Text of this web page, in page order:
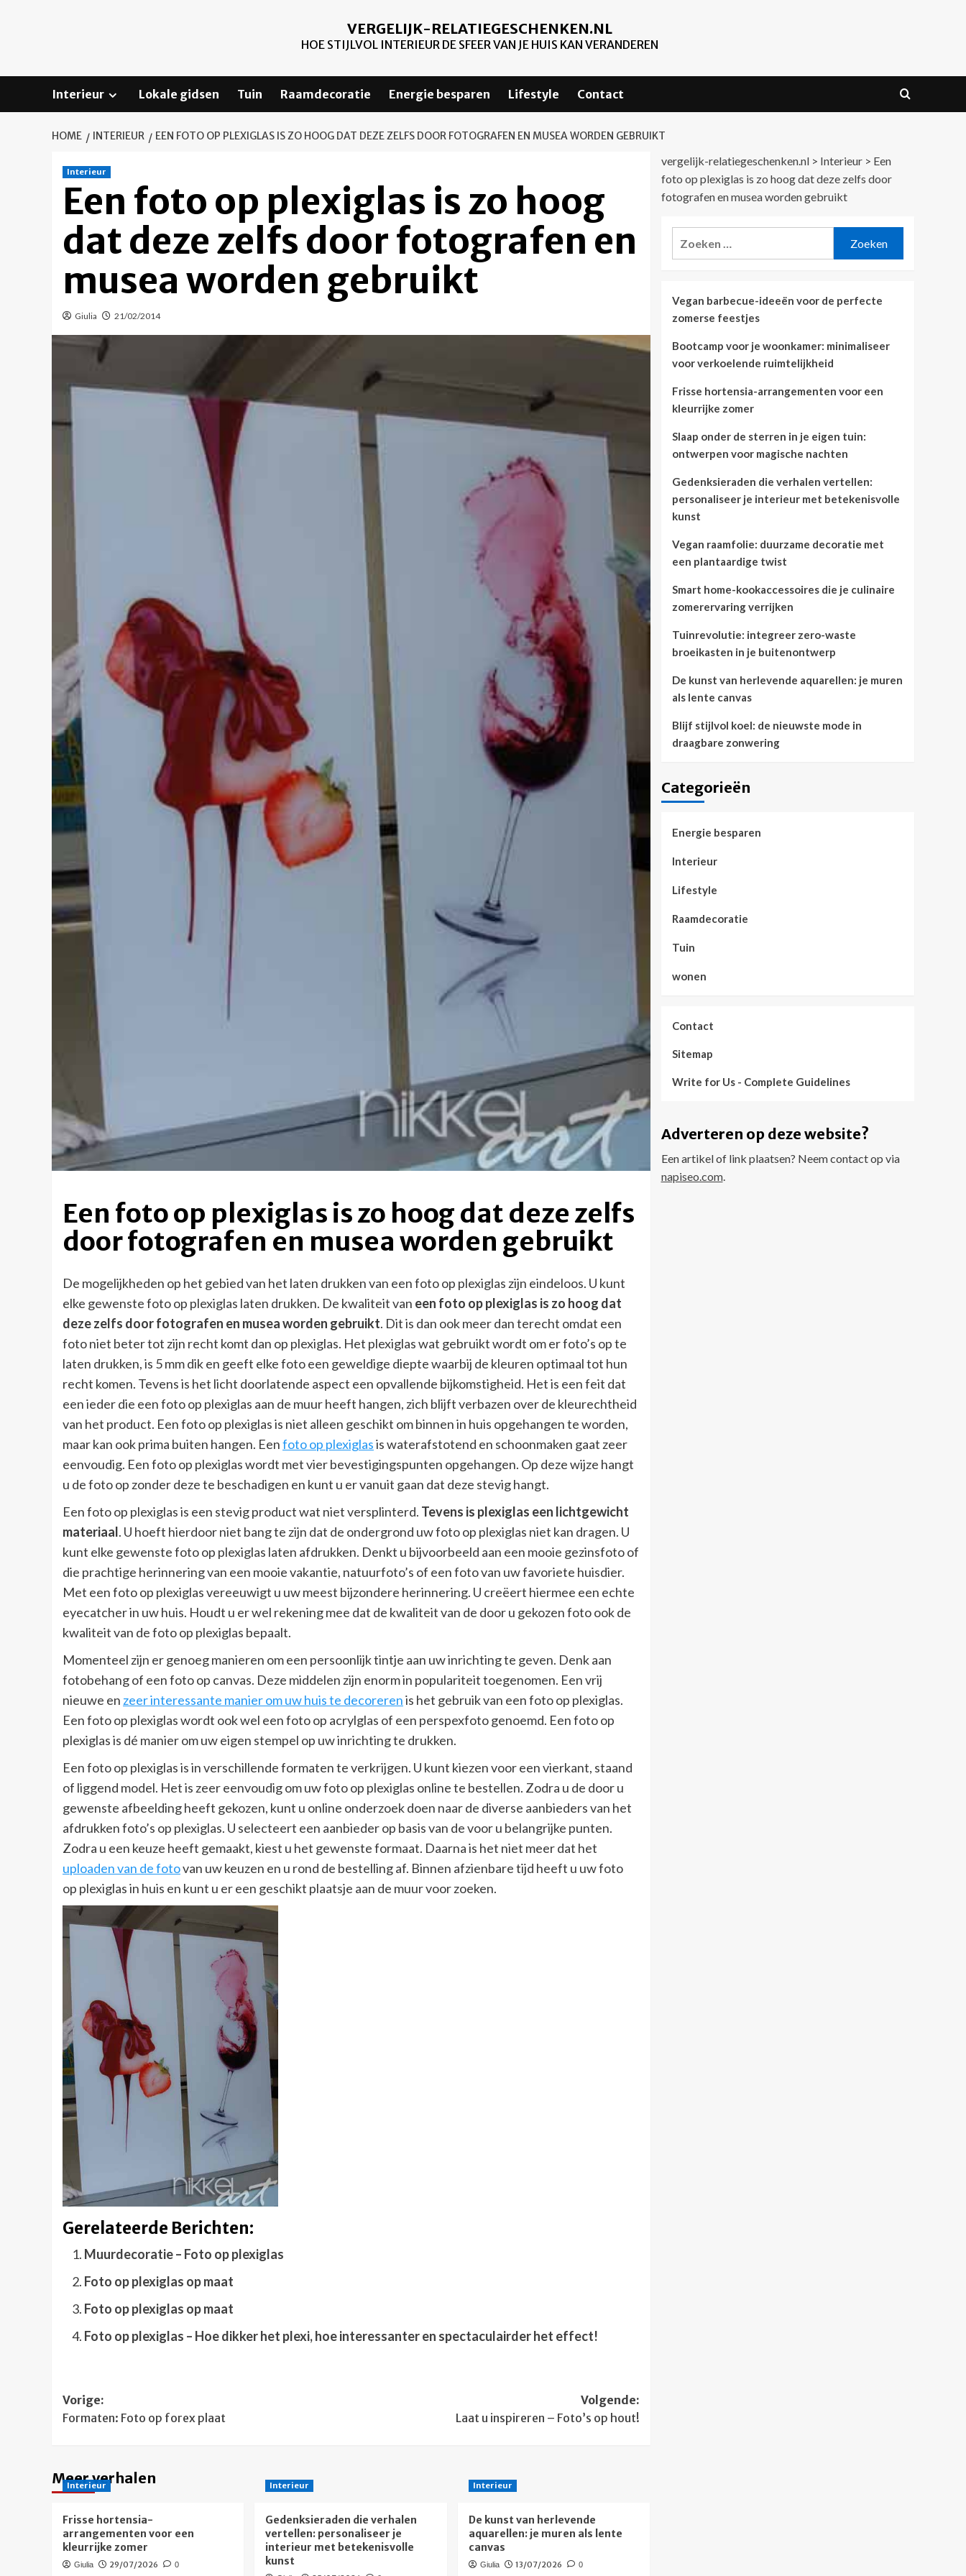
VERGELIJK-RELATIEGESCHENKEN.NL
HOE STIJLVOL INTERIEUR DE SFEER VAN JE HUIS KAN VERANDEREN
Interieur Lokale gidsen Tuin Raamdecoratie Energie besparen Lifestyle Contact
HOME INTERIEUR EEN FOTO OP PLEXIGLAS IS ZO HOOG DAT DEZE ZELFS DOOR FOTOGRAFEN EN MUSEA WORDEN GEBRUIKT
Interieur
Een foto op plexiglas is zo hoog
dat deze zelfs door fotografen en
musea worden gebruikt
Giulia 21/02/2014
Een foto op plexiglas is zo hoog dat deze zelfs
door fotografen en musea worden gebruikt
De mogelijkheden op het gebied van het laten drukken van een foto op plexiglas zijn eindeloos. U kunt
elke gewenste foto op plexiglas laten drukken. De kwaliteit van een foto op plexiglas is zo hoog dat
deze zelfs door fotografen en musea worden gebruikt. Dit is dan ook meer dan terecht omdat een
foto niet beter tot zijn recht komt dan op plexiglas. Het plexiglas wat gebruikt wordt om er foto’s op te
laten drukken, is 5 mm dik en geeft elke foto een geweldige diepte waarbij de kleuren optimaal tot hun
recht komen. Tevens is het licht doorlatende aspect een opvallende bijkomstigheid. Het is een feit dat
een ieder die een foto op plexiglas aan de muur heeft hangen, zich blijft verbazen over de kleurechtheid
van het product. Een foto op plexiglas is niet alleen geschikt om binnen in huis opgehangen te worden,
maar kan ook prima buiten hangen. Eenfoto op plexiglasis waterafstotend en schoonmaken gaat zeer
eenvoudig. Een foto op plexiglas wordt met vier bevestigingspunten opgehangen. Op deze wijze hangt
u de foto op zonder deze te beschadigen en kunt u er vanuit gaan dat deze stevig hangt.
Een foto op plexiglas is een stevig product wat niet versplinterd. Tevens is plexiglas een lichtgewicht
materiaal. U hoeft hierdoor niet bang te zijn dat de ondergrond uw foto op plexiglas niet kan dragen. U
kunt elke gewenste foto op plexiglas laten afdrukken. Denkt u bijvoorbeeld aan een mooie gezinsfoto of
die prachtige herinnering van een mooie vakantie, natuurfoto’s of een foto van uw favoriete huisdier.
Met een foto op plexiglas vereeuwigt u uw meest bijzondere herinnering. U creëert hiermee een echte
eyecatcher in uw huis. Houdt u er wel rekening mee dat de kwaliteit van de door u gekozen foto ook de
kwaliteit van de foto op plexiglas bepaalt.
Momenteel zijn er genoeg manieren om een persoonlijk tintje aan uw inrichting te geven. Denk aan
fotobehang of een foto op canvas. Deze middelen zijn enorm in populariteit toegenomen. Een vrij
nieuwe en zeer interessante manier om uw huis te decorerenis het gebruik van een foto op plexiglas.
Een foto op plexiglas wordt ook wel een foto op acrylglas of een perspexfoto genoemd. Een foto op
plexiglas is dé manier om uw eigen stempel op uw inrichting te drukken.
Een foto op plexiglas is in verschillende formaten te verkrijgen. U kunt kiezen voor een vierkant, staand
of liggend model. Het is zeer eenvoudig om uw foto op plexiglas online te bestellen. Zodra u de door u
gewenste afbeelding heeft gekozen, kunt u online onderzoek doen naar de diverse aanbieders van het
afdrukken foto’s op plexiglas. U selecteert een aanbieder op basis van de voor u belangrijke punten.
Zodra u een keuze heeft gemaakt, kiest u het gewenste formaat. Daarna is het niet meer dat het
uploaden van de fotovan uw keuzen en u rond de bestelling af. Binnen afzienbare tijd heeft u uw foto
op plexiglas in huis en kunt u er een geschikt plaatsje aan de muur voor zoeken.
Gerelateerde Berichten:
Muurdecoratie – Foto op plexiglas
Foto op plexiglas op maat
Foto op plexiglas op maat
Foto op plexiglas – Hoe dikker het plexi, hoe interessanter en spectaculairder het effect!
Bericht
navigatie
Vorige:
Formaten: Foto op forex plaat
Volgende:
Laat u inspireren – Foto’s op hout!
Meer verhalen
Interieur
Frisse hortensia-
arrangementen voor een
kleurrijke zomer
Giulia 29/07/2026 0
Interieur
Gedenksieraden die verhalen
vertellen: personaliseer je
interieur met betekenisvolle
kunst
Interieur
De kunst van herlevende
aquarellen: je muren als lente
canvas
Giulia 13/07/2026 0
vergelijk-relatiegeschenken.nl> Interieur> Een
foto op plexiglas is zo hoog dat deze zelfs door
fotografen en musea worden gebruikt
Vegan barbecue-ideeën voor de perfecte
zomerse feestjes
Bootcamp voor je woonkamer: minimaliseer
voor verkoelende ruimtelijkheid
Frisse hortensia-arrangementen voor een
kleurrijke zomer
Slaap onder de sterren in je eigen tuin:
ontwerpen voor magische nachten
Gedenksieraden die verhalen vertellen:
personaliseer je interieur met betekenisvolle
kunst
Vegan raamfolie: duurzame decoratie met
een plantaardige twist
Smart home-kookaccessoires die je culinaire
zomerervaring verrijken
Tuinrevolutie: integreer zero-waste
broeikasten in je buitenontwerp
De kunst van herlevende aquarellen: je muren
als lente canvas
Blijf stijlvol koel: de nieuwste mode in
draagbare zonwering
Categorieën
Energie besparen
Interieur
Lifestyle
Raamdecoratie
Tuin
wonen
Contact
Sitemap
Write for Us - Complete Guidelines
Adverteren op deze website?
Een artikel of link plaatsen? Neem contact op via
napiseo.com.